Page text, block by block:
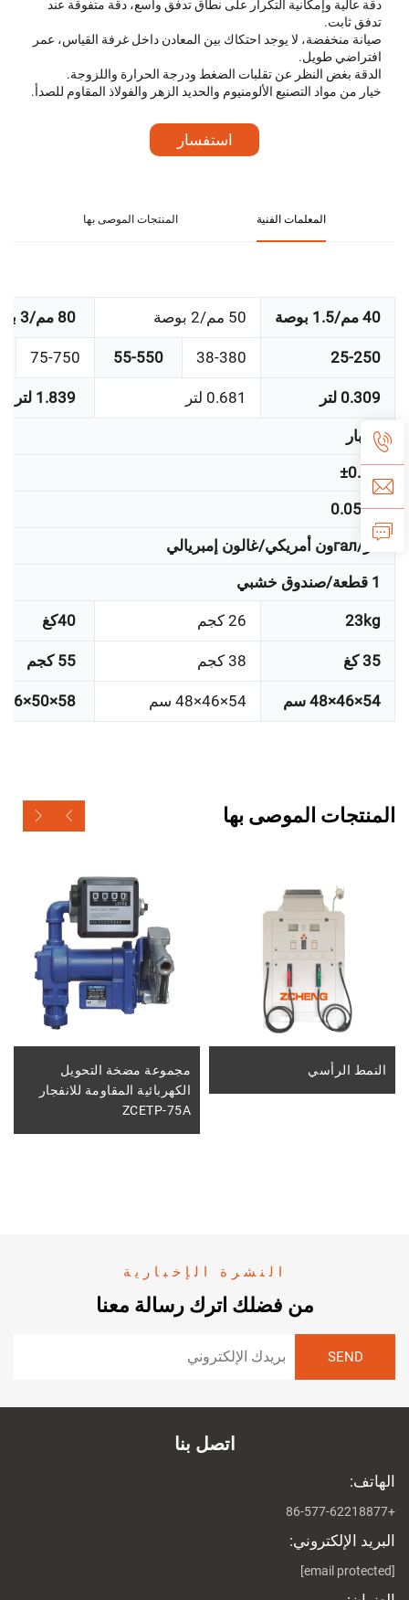
دقة عالية وإمكانية التكرار على نطاق تدفق واسع، دقة متفوقة عند
تدفق ثابت.
صيانة منخفضة، لا يوجد احتكاك بين المعادن داخل غرفة القياس، عمر
افتراضي طويل.
الدقة بغض النظر عن تقلبات الضغط ودرجة الحرارة واللزوجة.
خيار من مواد التصنيع الألومنيوم والحديد الزهر والفولاذ المقاوم للصدأ.
استفسار
المعلمات الفنية المنتجات الموصى بها
40 مم/1.5 بوصة 50 مم/2 بوصة 80 مم/3 بوصة
25-250
38-380
55-550
75-750
0.309 لتر 0.681 لتر 1.839 لتر
20بار
±0.2%
≤0.05%
لتر/галون أمريكي/غالون إمبريالي
1 قطعة/صندوق خشبي
23kg 26 كجم 40كغ
35 كغ 38 كجم 55 كجم
54×46×48 سم 54×46×48 سم 58×50×56 سم
المنتجات الموصى بها
النمط الرأسي
مجموعة مضخة التحويل
الكهربائية المقاومة للانفجار
ZCETP-75A
النشرة الإخبارية
من فضلك اترك رسالة معنا
اتصل بنا
الهاتف:
+86-577-62218877
البريد الإلكتروني:
[email protected]